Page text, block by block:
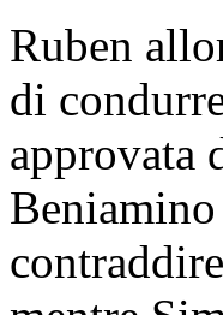
Ruben
di
approvata
Beniamino